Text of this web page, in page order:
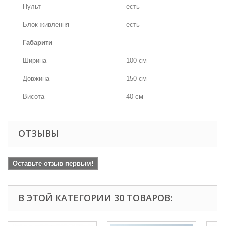
Пульт есть
Блок живлення есть
Габарити
Ширина 100 см
Довжина 150 см
Висота 40 см
ОТЗЫВЫ
Оставьте отзыв первым!
В ЭТОЙ КАТЕГОРИИ 30 ТОВАРОВ: